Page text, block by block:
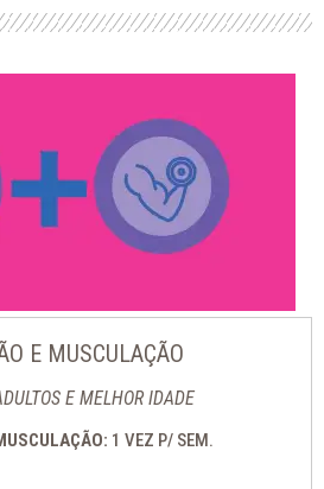
E MUSCULAÇÃO
E MELHOR IDADE
1 VEZ P/ SEM.